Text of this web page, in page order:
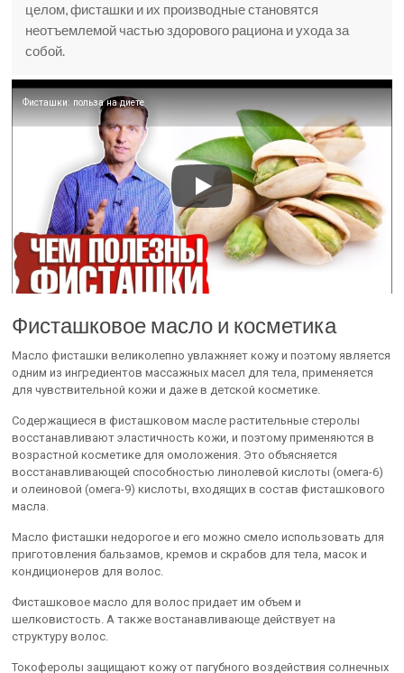
целом, фисташки и их производные становятся
неотъемлемой частью здорового рациона и ухода за
собой.
Фисташки: польза на диете
Фисташковое масло и косметика
Масло фисташки великолепно увлажняет кожу и поэтому является
одним из ингредиентов массажных масел для тела, применяется
для чувствительной кожи и даже в детской косметике.
Содержащиеся в фисташковом масле растительные стеролы
восстанавливают эластичность кожи, и поэтому применяются в
возрастной косметике для омоложения. Это объясняется
восстанавливающей способностью линолевой кислоты (омега-6)
и олеиновой (омега-9) кислоты, входящих в состав фисташкового
масла.
Масло фисташки недорогое и его можно смело использовать для
приготовления бальзамов, кремов и скрабов для тела, масок и
кондиционеров для волос.
Фисташковое масло для волос придает им объем и
шелковистость. А также востанавливающе действует на
структуру волос.
Токоферолы защищают кожу от пагубного воздействия солнечных